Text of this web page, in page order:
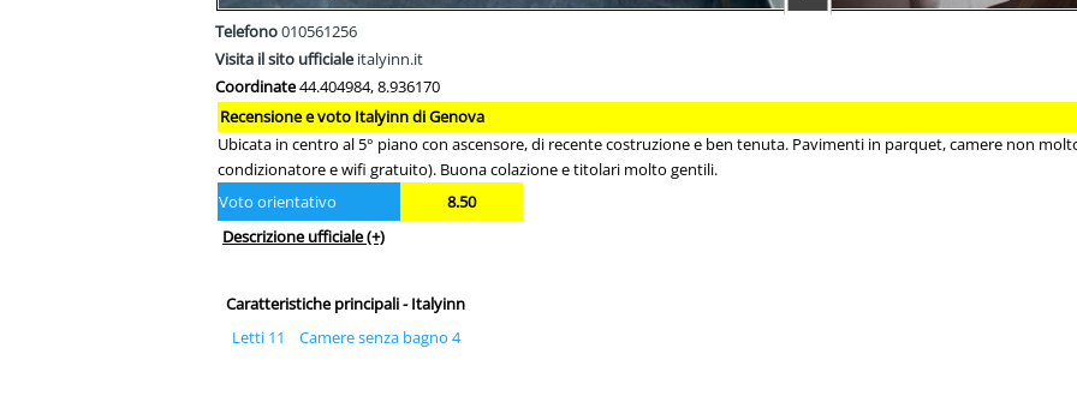
Telefono010561256
Visita il sito ufficialeitalyinn.it
Coordinate44.404984, 8.936170
Recensione e voto Italyinn di Genova
Ubicata in centro al 5° piano con ascensore, di recente costruzione e ben tenuta. Pavimenti in parquet, camere non
condizionatore e wifi gratuito). Buona colazione e titolari molto gentili.
Voto orientativo
8.50
Descrizione ufficiale(+)
Caratteristiche principali - Italyinn
Letti 11
Camere senza bagno 4